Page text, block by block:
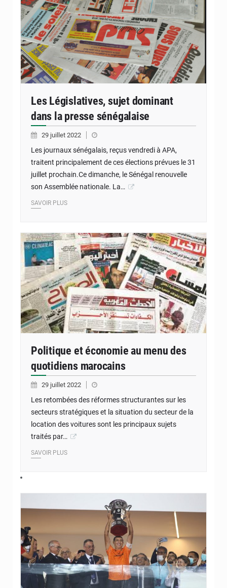
Les Législatives, sujet dominant
dans la presse sénégalaise
29 juillet 2022
Les journaux sénégalais, reçus vendredi à APA,
traitent principalement de ces élections prévues le 31
juillet prochain.Ce dimanche, le Sénégal renouvelle
son Assemblée nationale. La…
SAVOIR PLUS
Politique et économie au menu des
quotidiens marocains
29 juillet 2022
Les retombées des réformes structurantes sur les
secteurs stratégiques et la situation du secteur de la
location des voitures sont les principaux sujets
traités par…
SAVOIR PLUS